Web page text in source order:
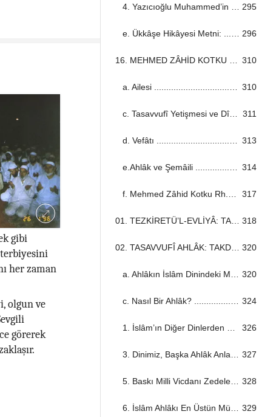
295
296
310
310
311
313
314
317
318
320
320
324
326
327
328
329
gibi
her zaman
olgun ve
görerek